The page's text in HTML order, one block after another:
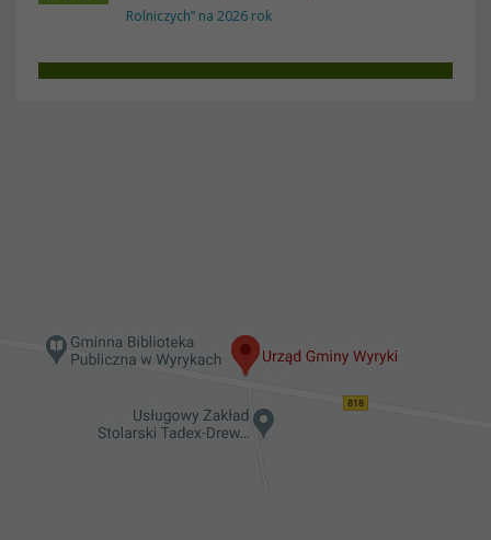
Rolniczych” na 2026 rok